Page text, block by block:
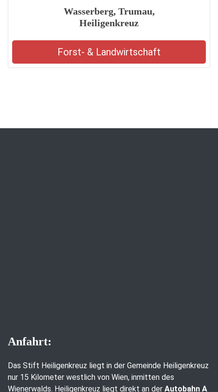
Wasserberg, Trumau,
Heiligenkreuz
Forst- & Landwirtschaft
Anfahrt:
Das Stift Heiligenkreuz liegt in der Gemeinde Heiligenkreuz
nur 15 Kilometer westlich von Wien, inmitten des
Wienerwalds. Heiligenkreuz liegt direkt an der Autobahn A